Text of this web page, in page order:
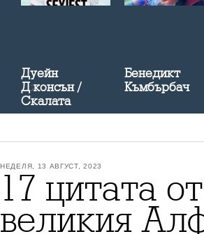
Дуейн
Джонсън /
Скалата
Бенедикт
Къмбърбач
НЕДЕЛЯ, 13 АВГУСТ, 2023
17 цитата от
великия